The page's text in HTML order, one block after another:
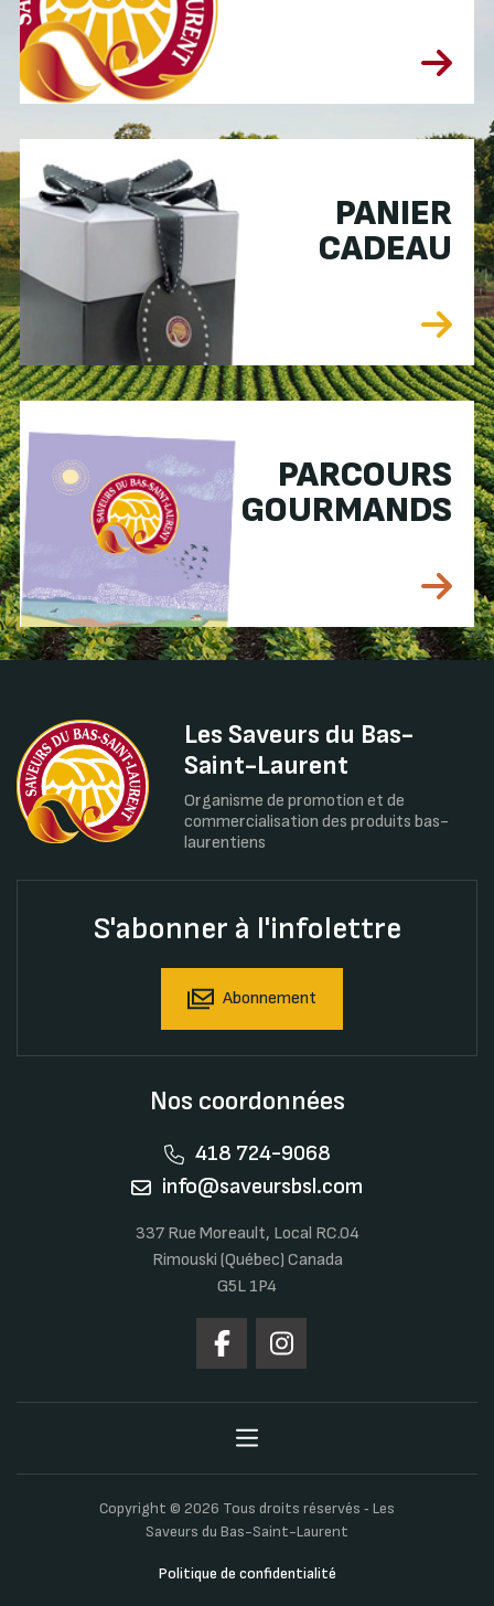
PANIER
CADEAU
PARCOURS
GOURMANDS
Les Saveurs du Bas-
Saint-Laurent
Organisme de promotion et de
commercialisation des produits bas-
laurentiens
S'abonner à l'infolettre
Abonnement
Nos coordonnées
418 724-9068
info@saveursbsl.com
337 Rue Moreault, Local RC.04
Rimouski (Québec) Canada
G5L 1P4
Copyright © 2026 Tous droits réservés ‐ Les
Saveurs du Bas-Saint-Laurent
Politique de confidentialité